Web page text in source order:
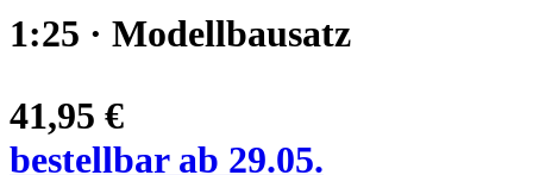
1:25 · Modellbausatz
41,95 €
bestellbar ab 29.05.